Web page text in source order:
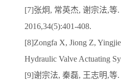
[7]张炯, 常英杰, 谢宗法,
2016,34(5):401-408.
[8]Zongfa X, Jiong Z,
Hydraulic Valve Actuating
[9]谢宗法, 秦磊, 王志明,等